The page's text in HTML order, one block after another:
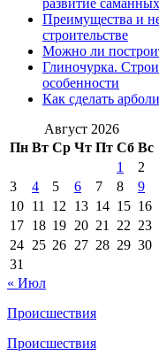
Преимущества и
строительстве
Можно ли
Глиночурка.
особенности
Как сделать
Август 2026
Пн Вт Ср Чт Пт Сб Вс
1
2
3
4 5 6 7 8
9
10 11 12 13 14 15 16
17 18 19 20 21 22 23
24 25 26 27 28 29 30
31
« Июл
Происшествия
Происшествия